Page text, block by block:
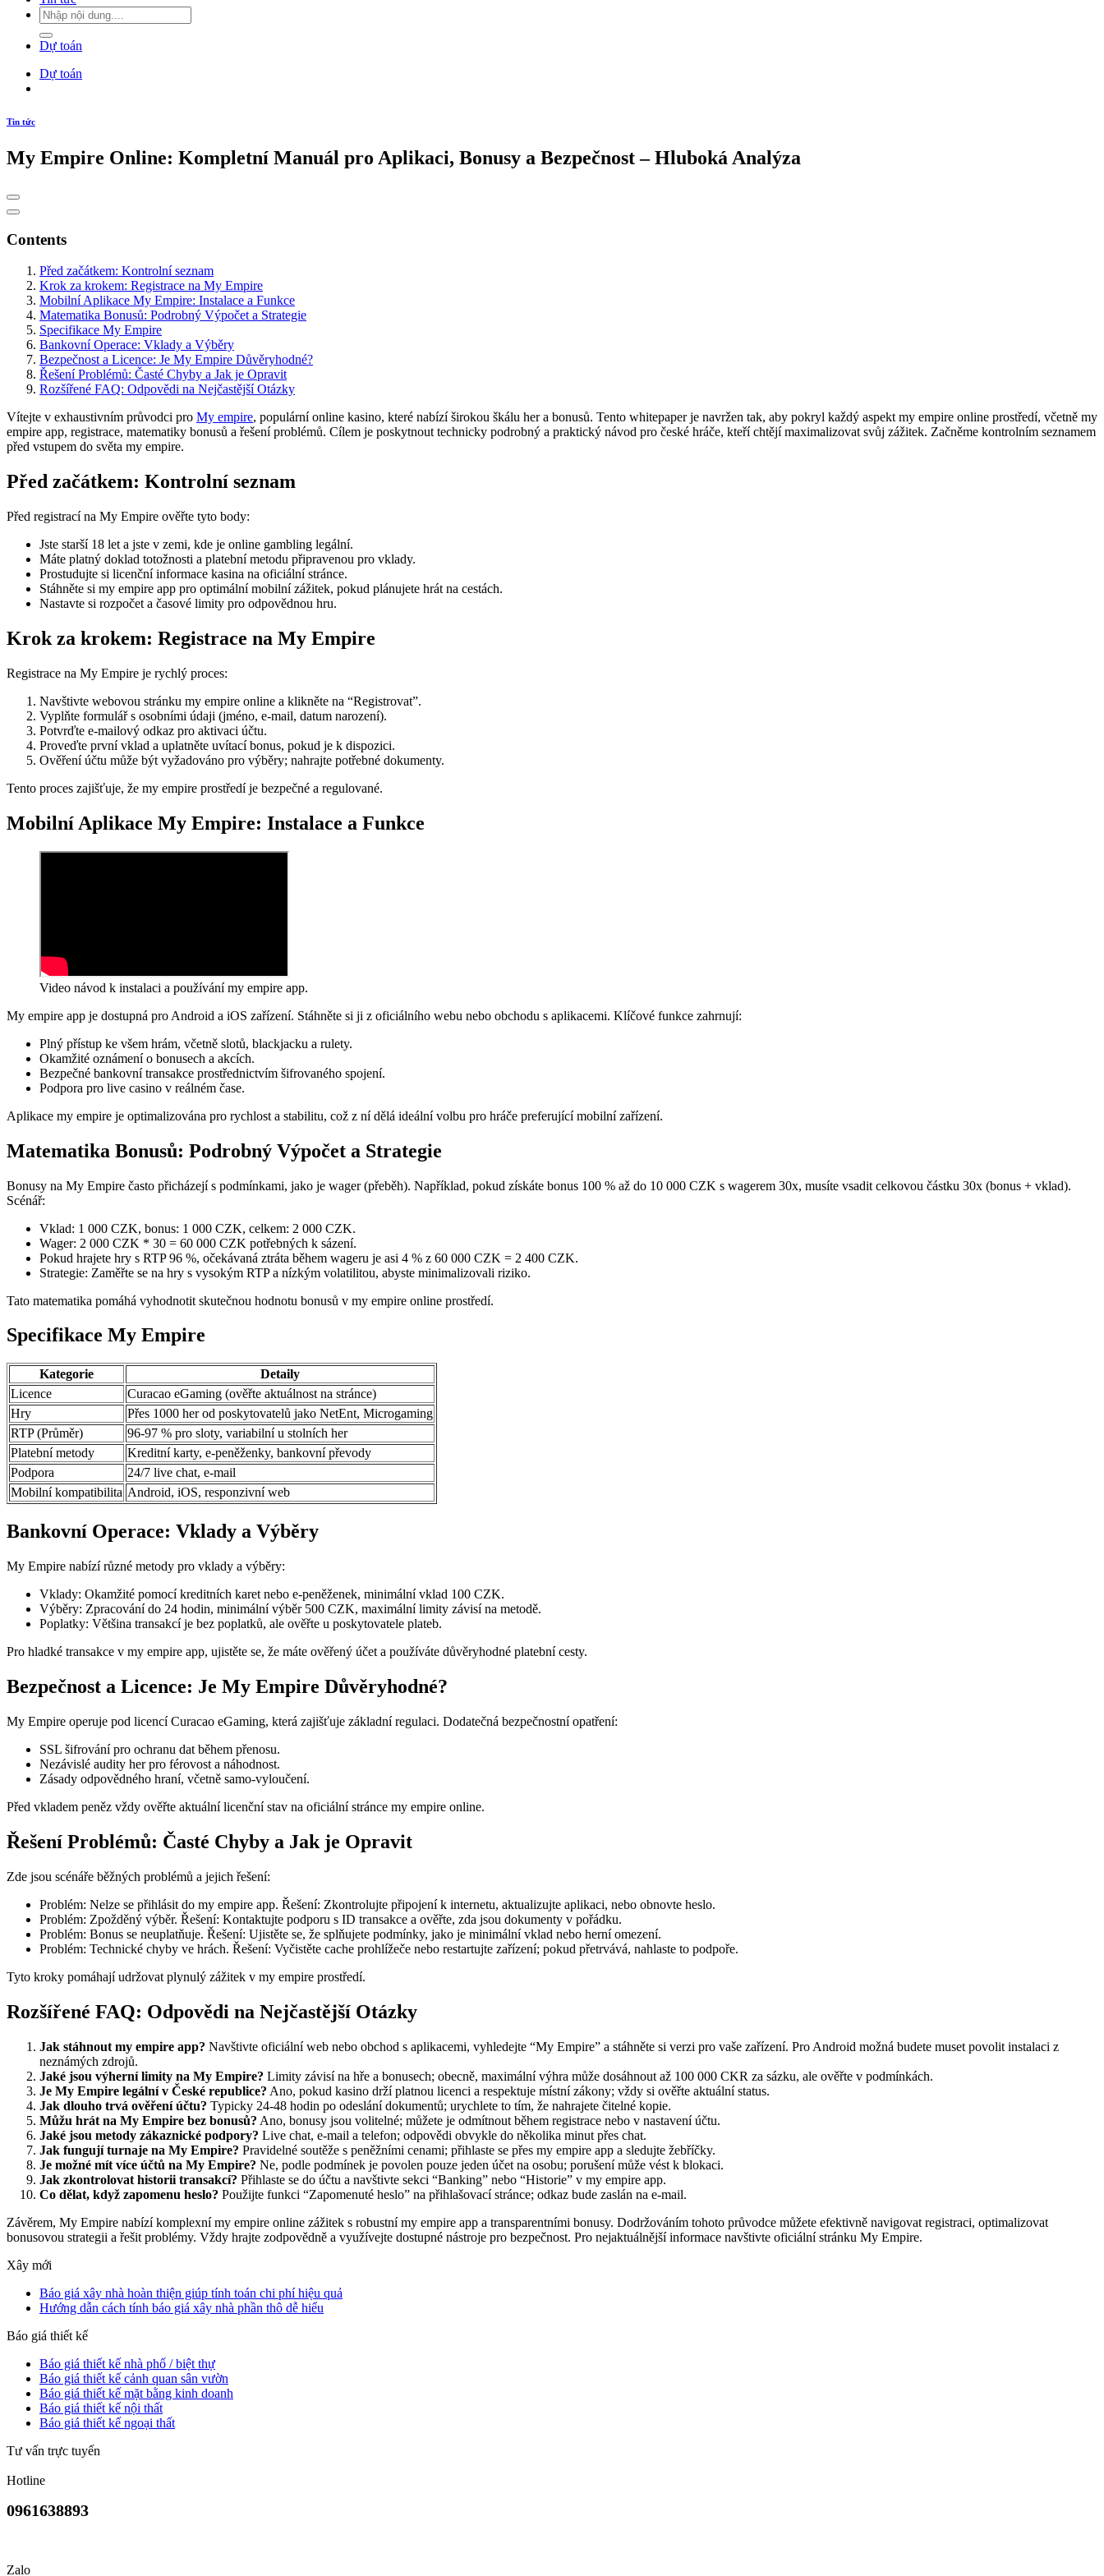
Dự toán
Dự toán
Tin tức
My Empire Online: Kompletní Manuál pro Aplikaci, Bonusy a Bezpečnost – Hluboká Analýza
Contents
Před začátkem: Kontrolní seznam
Krok za krokem: Registrace na My Empire
Mobilní Aplikace My Empire: Instalace a Funkce
Matematika Bonusů: Podrobný Výpočet a Strategie
Specifikace My Empire
Bankovní Operace: Vklady a Výběry
Bezpečnost a Licence: Je My Empire Důvěryhodné?
Řešení Problémů: Časté Chyby a Jak je Opravit
Rozšířené FAQ: Odpovědi na Nejčastější Otázky
Vítejte v exhaustivním průvodci pro My empire, populární online kasino, které nabízí širokou škálu her a bonusů. Tento whitepaper je navržen tak, aby pokryl každý aspekt my empire online prostředí, včetně my
empire app, registrace, matematiky bonusů a řešení problémů. Cílem je poskytnout technicky podrobný a praktický návod pro české hráče, kteří chtějí maximalizovat svůj zážitek. Začněme kontrolním seznamem
před vstupem do světa my empire.
Před začátkem: Kontrolní seznam
Před registrací na My Empire ověřte tyto body:
Jste starší 18 let a jste v zemi, kde je online gambling legální.
Máte platný doklad totožnosti a platební metodu připravenou pro vklady.
Prostudujte si licenční informace kasina na oficiální stránce.
Stáhněte si my empire app pro optimální mobilní zážitek, pokud plánujete hrát na cestách.
Nastavte si rozpočet a časové limity pro odpovědnou hru.
Krok za krokem: Registrace na My Empire
Registrace na My Empire je rychlý proces:
Navštivte webovou stránku my empire online a klikněte na “Registrovat”.
Vyplňte formulář s osobními údaji (jméno, e-mail, datum narození).
Potvrďte e-mailový odkaz pro aktivaci účtu.
Proveďte první vklad a uplatněte uvítací bonus, pokud je k dispozici.
Ověření účtu může být vyžadováno pro výběry; nahrajte potřebné dokumenty.
Tento proces zajišťuje, že my empire prostředí je bezpečné a regulované.
Mobilní Aplikace My Empire: Instalace a Funkce
Video návod k instalaci a používání my empire app.
My empire app je dostupná pro Android a iOS zařízení. Stáhněte si ji z oficiálního webu nebo obchodu s aplikacemi. Klíčové funkce zahrnují:
Plný přístup ke všem hrám, včetně slotů, blackjacku a rulety.
Okamžité oznámení o bonusech a akcích.
Bezpečné bankovní transakce prostřednictvím šifrovaného spojení.
Podpora pro live casino v reálném čase.
Aplikace my empire je optimalizována pro rychlost a stabilitu, což z ní dělá ideální volbu pro hráče preferující mobilní zařízení.
Matematika Bonusů: Podrobný Výpočet a Strategie
Bonusy na My Empire často přicházejí s podmínkami, jako je wager (přeběh). Například, pokud získáte bonus 100 % až do 10 000 CZK s wagerem 30x, musíte vsadit celkovou částku 30x (bonus + vklad).
Scénář:
Vklad: 1 000 CZK, bonus: 1 000 CZK, celkem: 2 000 CZK.
Wager: 2 000 CZK * 30 = 60 000 CZK potřebných k sázení.
Pokud hrajete hry s RTP 96 %, očekávaná ztráta během wageru je asi 4 % z 60 000 CZK = 2 400 CZK.
Strategie: Zaměřte se na hry s vysokým RTP a nízkým volatilitou, abyste minimalizovali riziko.
Tato matematika pomáhá vyhodnotit skutečnou hodnotu bonusů v my empire online prostředí.
Specifikace My Empire
Kategorie
Detaily
Licence
Curacao eGaming (ověřte aktuálnost na stránce)
Hry
Přes 1000 her od poskytovatelů jako NetEnt, Microgaming
RTP (Průměr)
96-97 % pro sloty, variabilní u stolních her
Platební metody
Kreditní karty, e-peněženky, bankovní převody
Podpora
24/7 live chat, e-mail
Mobilní kompatibilita Android, iOS, responzivní web
Bankovní Operace: Vklady a Výběry
My Empire nabízí různé metody pro vklady a výběry:
Vklady: Okamžité pomocí kreditních karet nebo e-peněženek, minimální vklad 100 CZK.
Výběry: Zpracování do 24 hodin, minimální výběr 500 CZK, maximální limity závisí na metodě.
Poplatky: Většina transakcí je bez poplatků, ale ověřte u poskytovatele plateb.
Pro hladké transakce v my empire app, ujistěte se, že máte ověřený účet a používáte důvěryhodné platební cesty.
Bezpečnost a Licence: Je My Empire Důvěryhodné?
My Empire operuje pod licencí Curacao eGaming, která zajišťuje základní regulaci. Dodatečná bezpečnostní opatření:
SSL šifrování pro ochranu dat během přenosu.
Nezávislé audity her pro férovost a náhodnost.
Zásady odpovědného hraní, včetně samo-vyloučení.
Před vkladem peněz vždy ověřte aktuální licenční stav na oficiální stránce my empire online.
Řešení Problémů: Časté Chyby a Jak je Opravit
Zde jsou scénáře běžných problémů a jejich řešení:
Problém: Nelze se přihlásit do my empire app. Řešení: Zkontrolujte připojení k internetu, aktualizujte aplikaci, nebo obnovte heslo.
Problém: Zpožděný výběr. Řešení: Kontaktujte podporu s ID transakce a ověřte, zda jsou dokumenty v pořádku.
Problém: Bonus se neuplatňuje. Řešení: Ujistěte se, že splňujete podmínky, jako je minimální vklad nebo herní omezení.
Problém: Technické chyby ve hrách. Řešení: Vyčistěte cache prohlížeče nebo restartujte zařízení; pokud přetrvává, nahlaste to podpoře.
Tyto kroky pomáhají udržovat plynulý zážitek v my empire prostředí.
Rozšířené FAQ: Odpovědi na Nejčastější Otázky
Jak stáhnout my empire app? Navštivte oficiální web nebo obchod s aplikacemi, vyhledejte “My Empire” a stáhněte si verzi pro vaše zařízení. Pro Android možná budete muset povolit instalaci z
neznámých zdrojů.
Jaké jsou výherní limity na My Empire? Limity závisí na hře a bonusech; obecně, maximální výhra může dosáhnout až 100 000 CKR za sázku, ale ověřte v podmínkách.
Je My Empire legální v České republice? Ano, pokud kasino drží platnou licenci a respektuje místní zákony; vždy si ověřte aktuální status.
Jak dlouho trvá ověření účtu? Typicky 24-48 hodin po odeslání dokumentů; urychlete to tím, že nahrajete čitelné kopie.
Můžu hrát na My Empire bez bonusů? Ano, bonusy jsou volitelné; můžete je odmítnout během registrace nebo v nastavení účtu.
Jaké jsou metody zákaznické podpory? Live chat, e-mail a telefon; odpovědi obvykle do několika minut přes chat.
Jak fungují turnaje na My Empire? Pravidelné soutěže s peněžními cenami; přihlaste se přes my empire app a sledujte žebříčky.
Je možné mít více účtů na My Empire? Ne, podle podmínek je povolen pouze jeden účet na osobu; porušení může vést k blokaci.
Jak zkontrolovat historii transakcí? Přihlaste se do účtu a navštivte sekci “Banking” nebo “Historie” v my empire app.
Co dělat, když zapomenu heslo? Použijte funkci “Zapomenuté heslo” na přihlašovací stránce; odkaz bude zaslán na e-mail.
Závěrem, My Empire nabízí komplexní my empire online zážitek s robustní my empire app a transparentními bonusy. Dodržováním tohoto průvodce můžete efektivně navigovat registraci, optimalizovat
bonusovou strategii a řešit problémy. Vždy hrajte zodpovědně a využívejte dostupné nástroje pro bezpečnost. Pro nejaktuálnější informace navštivte oficiální stránku My Empire.
Xây mới
Báo giá xây nhà hoàn thiện giúp tính toán chi phí hiệu quả
Hướng dẫn cách tính báo giá xây nhà phần thô dễ hiểu
Báo giá thiết kế
Báo giá thiết kế nhà phố / biệt thự
Báo giá thiết kế cảnh quan sân vườn
Báo giá thiết kế mặt bằng kinh doanh
Báo giá thiết kế nội thất
Báo giá thiết kế ngoại thất
Tư vấn trực tuyến
Hotline
0961638893
Zalo